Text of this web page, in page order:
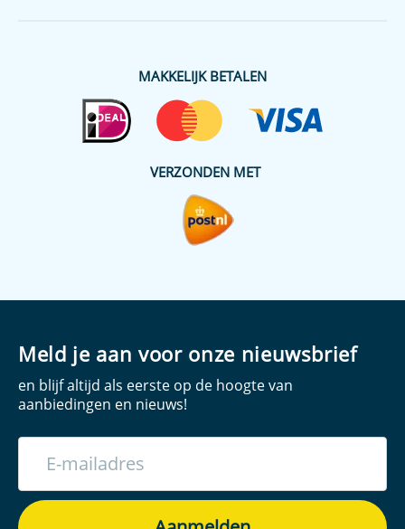
MAKKELIJK BETALEN
VERZONDEN MET
Meld je aan voor onze nieuwsbrief
en blijf altijd als eerste op de hoogte van
aanbiedingen en nieuws!